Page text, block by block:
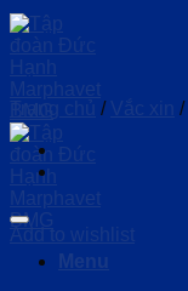
Menu
Trang chủ / Vắc xin /
Add to wishlist